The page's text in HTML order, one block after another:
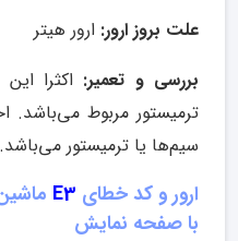
علت بروز ارور: ارور هیتر
بررسی و تعمیر: اکثرا
ترمیستور مربوط می‌باشد.
سیم‌ها یا ترمیستور می‌باشد.
ارور و کد خطای E3
با صفحه نمایش